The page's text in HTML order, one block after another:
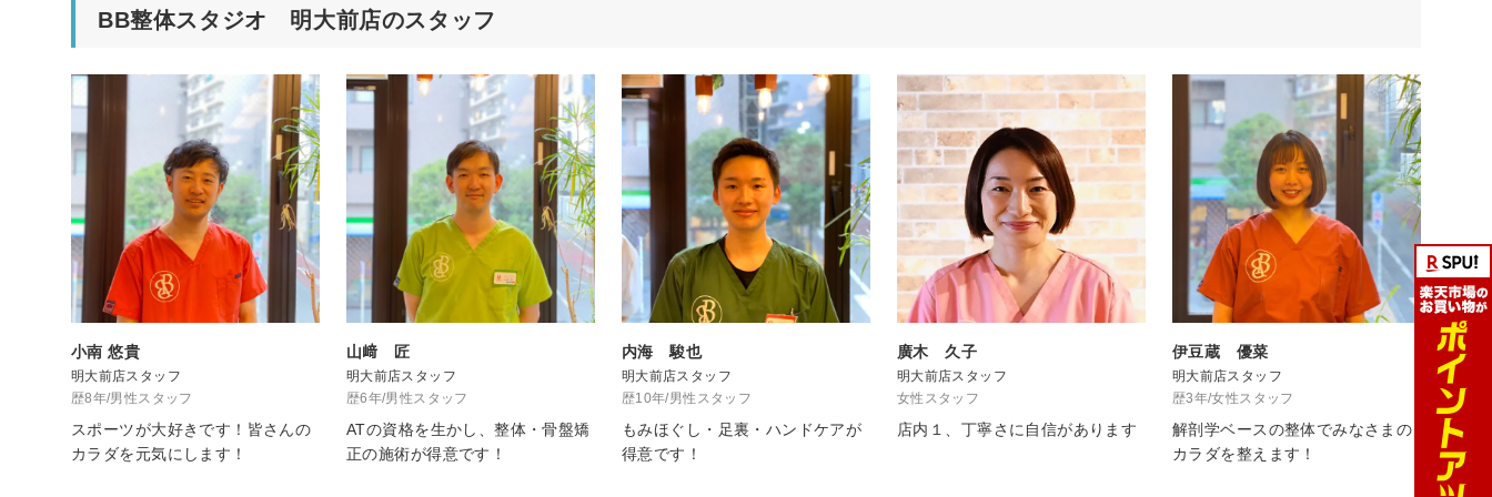
BB整体スタジオ 明大前店のスタッフ
小南 悠貴
明大前店スタッフ
歴8年/男性スタッフ
スポーツが大好きです！皆さんの
カラダを元気にします！
山﨑 匠
明大前店スタッフ
歴6年/男性スタッフ
ATの資格を生かし、整体・骨盤矯
正の施術が得意です！
内海 駿也
明大前店スタッフ
歴10年/男性スタッフ
もみほぐし・足裏・ハンドケアが
得意です！
廣木 久子
明大前店スタッフ
女性スタッフ
店内１、丁寧さに自信があります
伊豆蔵 優菜
明大前店スタッフ
歴3年/女性スタッフ
解剖学ベースの整体でみなさまの
カラダを整えます！